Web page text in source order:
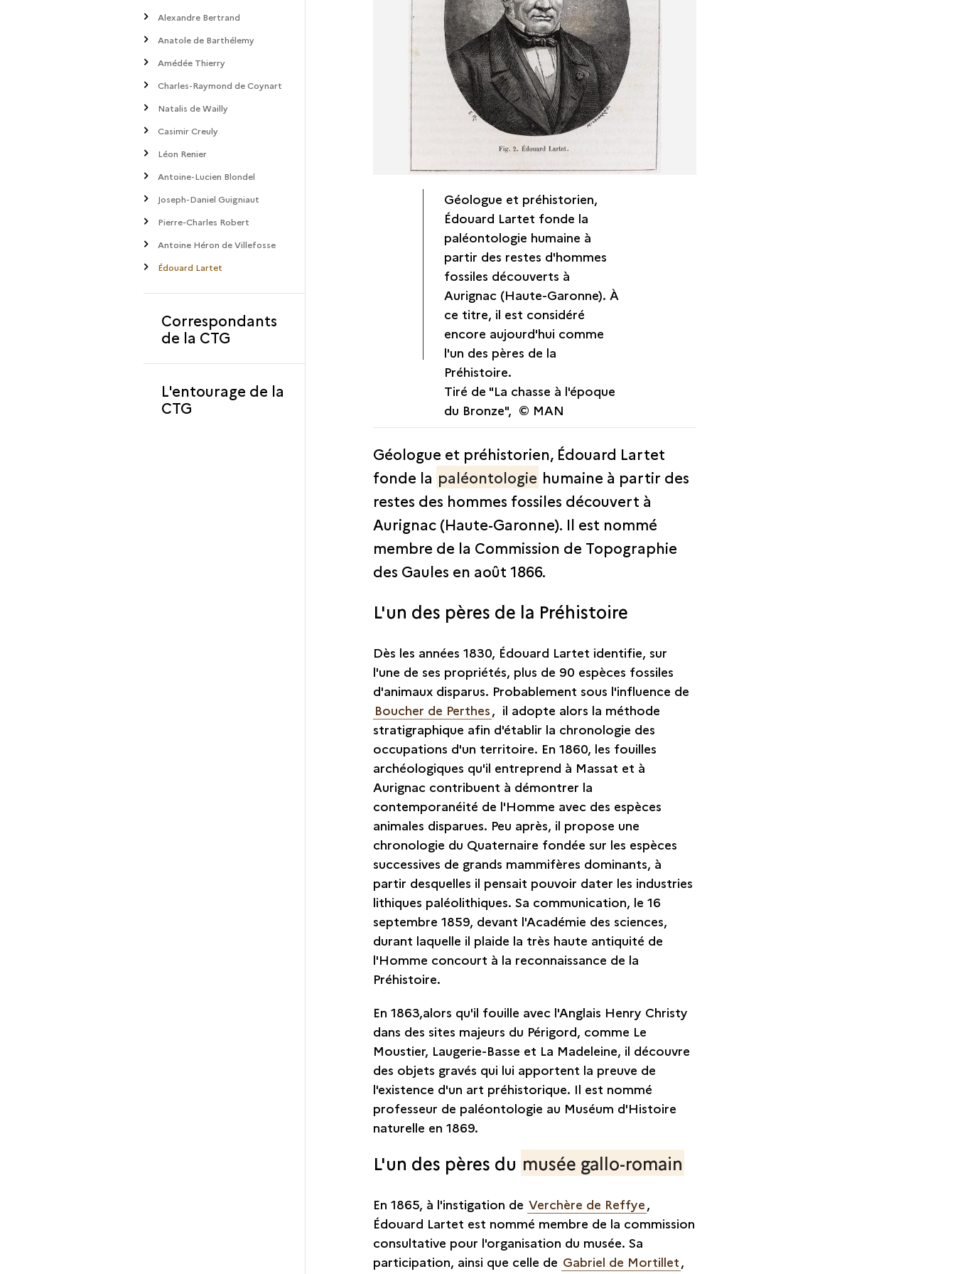
Alexandre Bertrand
Anatole de Barthélemy
Amédée Thierry
Charles-Raymond de Coynart
Natalis de Wailly
Casimir Creuly
Léon Renier
Antoine-Lucien Blondel
Joseph-Daniel Guigniaut
Pierre-Charles Robert
Antoine Héron de Villefosse
Édouard Lartet
Correspondants
de la CTG
L'entourage de la
CTG
Géologue et préhistorien,
Édouard Lartet fonde la
paléontologie humaine à
partir des restes d'hommes
fossiles découverts à
Aurignac (Haute-Garonne). À
ce titre, il est considéré
encore aujourd'hui comme
l'un des pères de la
Préhistoire.
Tiré de "La chasse à l'époque
du Bronze", © MAN
Géologue et préhistorien, Édouard Lartet
fonde la paléontologie humaine à partir des
restes des hommes fossiles découvert à
Aurignac (Haute-Garonne). Il est nommé
membre de la Commission de Topographie
des Gaules en août 1866.
L'un des pères de la Préhistoire
Dès les années 1830, Édouard Lartet identifie, sur
l'une de ses propriétés, plus de 90 espèces fossiles
d'animaux disparus. Probablement sous l'influence de
Boucher de Perthes , il adopte alors la méthode
stratigraphique afin d'établir la chronologie des
occupations d'un territoire. En 1860, les fouilles
archéologiques qu'il entreprend à Massat et à
Aurignac contribuent à démontrer la
contemporanéité de l'Homme avec des espèces
animales disparues. Peu après, il propose une
chronologie du Quaternaire fondée sur les espèces
successives de grands mammifères dominants, à
partir desquelles il pensait pouvoir dater les industries
lithiques paléolithiques. Sa communication, le 16
septembre 1859, devant l'Académie des sciences,
durant laquelle il plaide la très haute antiquité de
l'Homme concourt à la reconnaissance de la
Préhistoire.
En 1863,alors qu'il fouille avec l'Anglais Henry Christy
dans des sites majeurs du Périgord, comme Le
Moustier, Laugerie-Basse et La Madeleine, il découvre
des objets gravés qui lui apportent la preuve de
l'existence d'un art préhistorique. Il est nommé
professeur de paléontologie au Muséum d'Histoire
naturelle en 1869.
L'un des pères du musée gallo-romain
En 1865, à l'instigation de Verchère de Reffye ,
Édouard Lartet est nommé membre de la commission
consultative pour l'organisation du musée. Sa
participation, ainsi que celle de Gabriel de Mortillet ,